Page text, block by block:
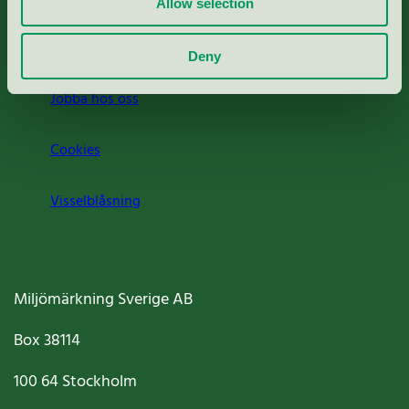
Deny
Jobba hos oss
Cookies
Visselblåsning
Miljömärkning Sverige AB
Box38114
100 64Stockholm